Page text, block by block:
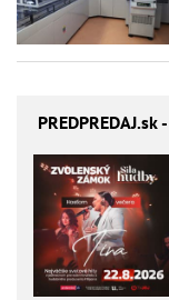
PREDPREDAJ.sk